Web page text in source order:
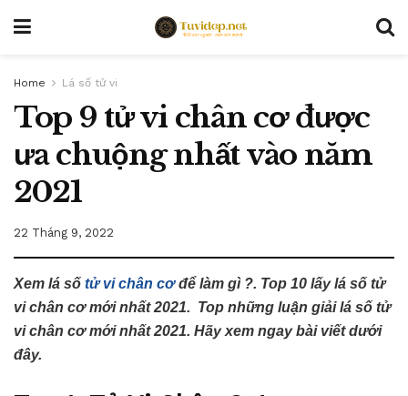
Home Lá số tử vi
Top 9 tử vi chân cơ được
ưa chuộng nhất vào năm
2021
22 Tháng 9, 2022
Xem lá số tử vi chân cơđể làm gì ?. Top 10 lấy lá số tử
vi chân cơ mới nhất 2021. Top những luận giải lá số tử
vi chân cơ mới nhất 2021. Hãy xem ngay bài viết dưới
đây.